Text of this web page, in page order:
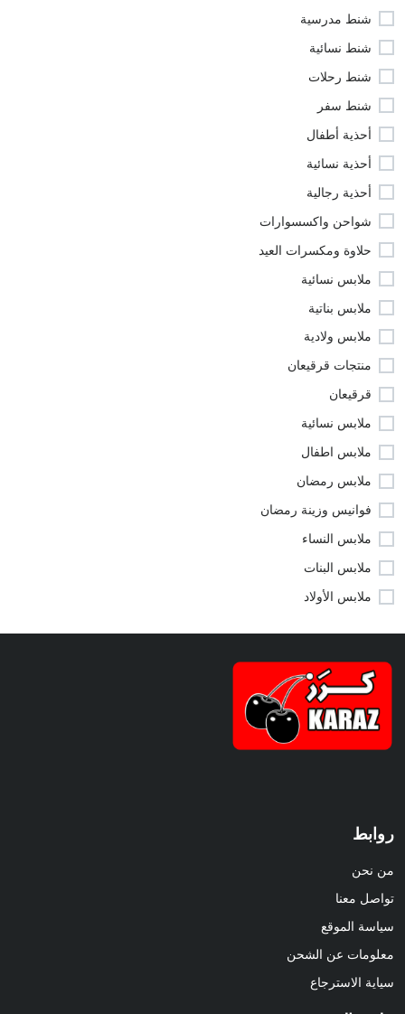
شنط مدرسية
شنط نسائية
شنط رحلات
شنط سفر
أحذية أطفال
أحذية نسائية
أحذية رجالية
شواحن واكسسوارات
حلاوة ومكسرات العيد
ملابس نسائية
ملابس بناتية
ملابس ولادية
منتجات قرقيعان
قرقيعان
ملابس نسائية
ملابس اطفال
ملابس رمضان
فوانيس وزينة رمضان
ملابس النساء
ملابس البنات
ملابس الأولاد
روابط
من نحن
تواصل معنا
سياسة الموقع
معلومات عن الشحن
سياية الاسترجاع